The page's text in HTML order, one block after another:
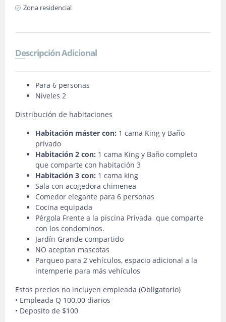
Zona residencial
Descripción Adicional
Para 6 personas
Niveles 2
Distribución de habitaciones
Habitación máster con: 1 cama King y Baño
privado
Habitación 2 con: 1 cama King y Baño completo
que comparte con habitación 3
Habitación 3 con: 1 cama king
Sala con acogedora chimenea
Comedor elegante para 6 personas
Cocina equipada
Pérgola Frente a la piscina Privada que comparte
con los condominos.
Jardín Grande compartido
NO aceptan mascotas
Parqueo para 2 vehículos, espacio adicional a la
intemperie para más vehículos
Estos precios no incluyen empleada (Obligatorio)
• Empleada Q 100.00 diarios
• Deposito de $100